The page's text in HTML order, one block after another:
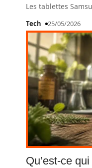
Les tablettes
Tech 25/05/2026
Qu’est-ce